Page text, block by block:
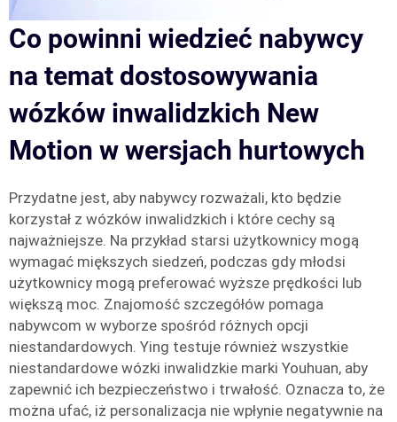
Co powinni wiedzieć nabywcy
na temat dostosowywania
wózków inwalidzkich New
Motion w wersjach hurtowych
Przydatne jest, aby nabywcy rozważali, kto będzie
korzystał z wózków inwalidzkich i które cechy są
najważniejsze. Na przykład starsi użytkownicy mogą
wymagać miększych siedzeń, podczas gdy młodsi
użytkownicy mogą preferować wyższe prędkości lub
większą moc. Znajomość szczegółów pomaga
nabywcom w wyborze spośród różnych opcji
niestandardowych. Ying testuje również wszystkie
niestandardowe wózki inwalidzkie marki Youhuan, aby
zapewnić ich bezpieczeństwo i trwałość. Oznacza to, że
można ufać, iż personalizacja nie wpłynie negatywnie na